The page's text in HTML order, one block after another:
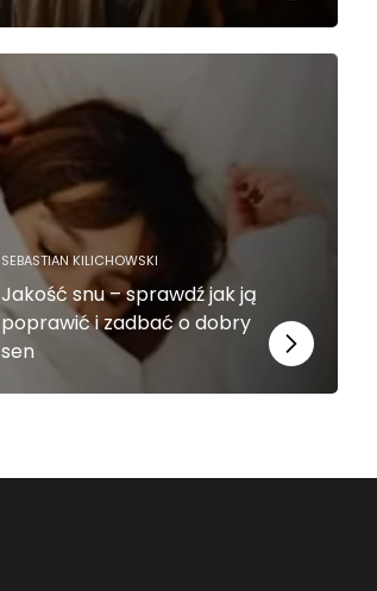
SEBASTIAN KILICHOWSKI
Jakość snu – sprawdź jak ją
poprawić i zadbać o dobry
sen